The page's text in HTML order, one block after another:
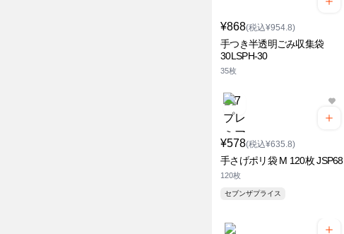
¥868(税込¥954.8)
手つき半透明ごみ収集袋
30LSPH-30
35枚
¥578(税込¥635.8)
手さげポリ袋 M 120枚 JSP68
120枚
セブンザプライス